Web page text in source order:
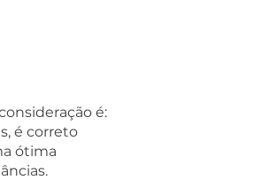
é:
é correto
ótima